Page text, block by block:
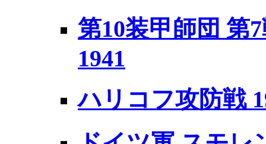
第10装甲師団 第
1941
ハリコフ攻防戦